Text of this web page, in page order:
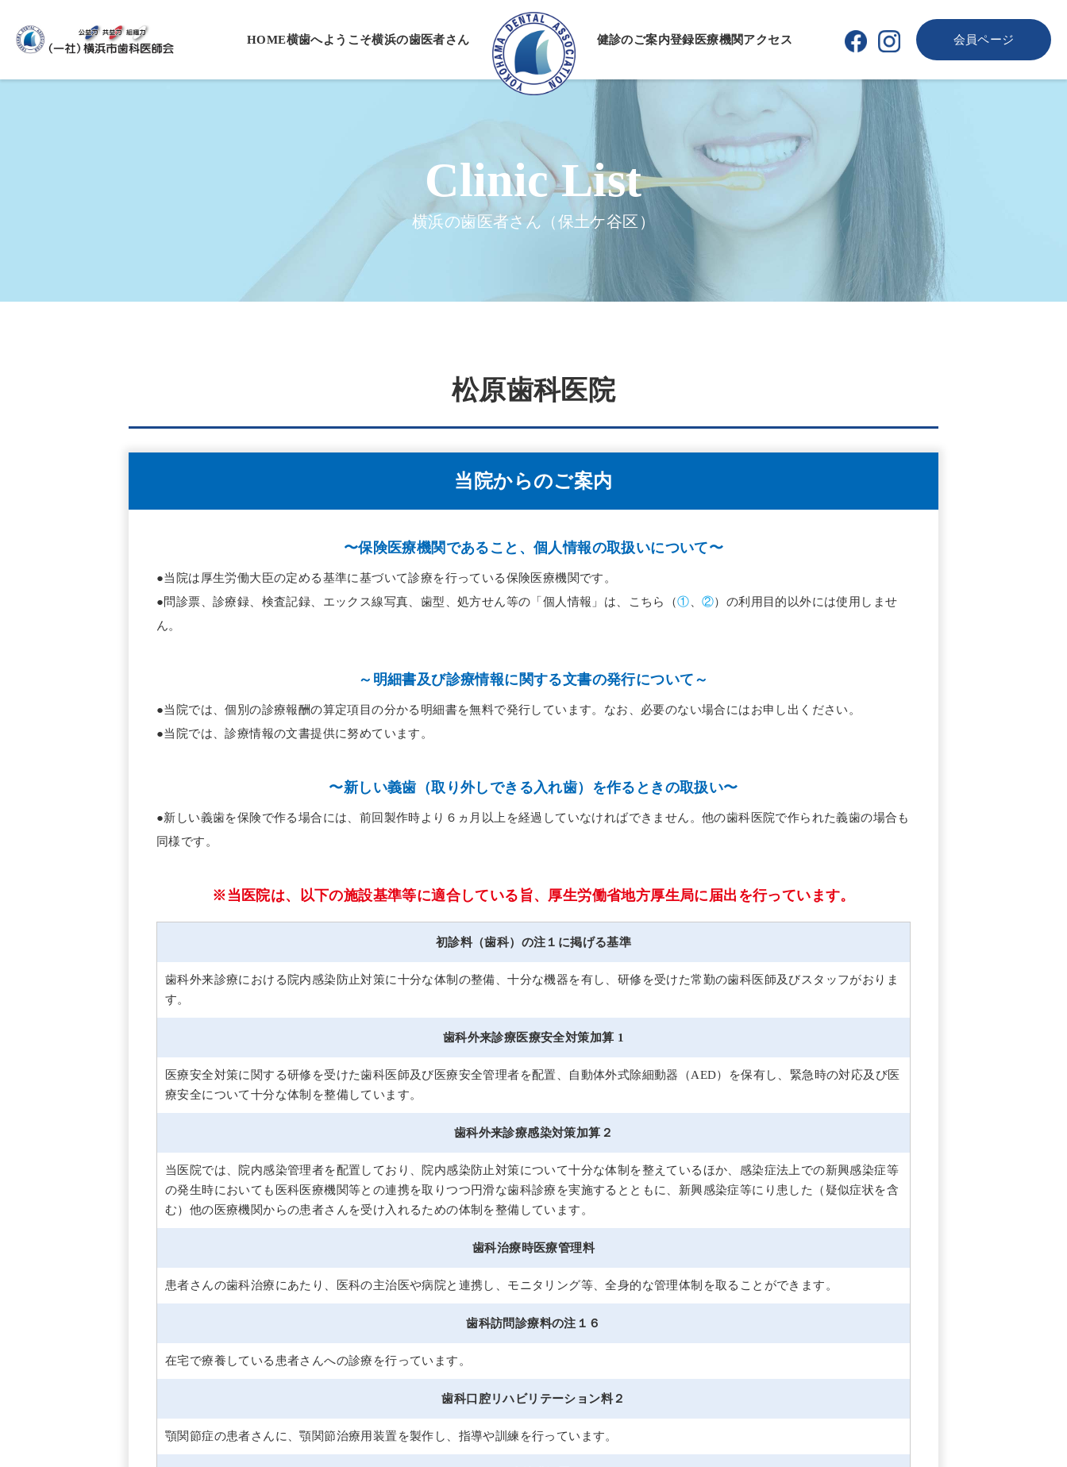
HOME横歯へようこそ横浜の歯医者さん 健診のご案内登録医療機関アクセス 会員ページ
横浜の歯医者さん（保土ケ谷区）
松原歯科医院
当院からのご案内
〜保険医療機関であること、個人情報の取扱いについて〜
●当院は厚生労働大臣の定める基準に基づいて診療を行っている保険医療機関です。
●問診票、診療録、検査記録、エックス線写真、歯型、処方せん等の「個人情報」は、こちら（① 、②）の利用目的以外には使用しませ
ん。
～明細書及び診療情報に関する文書の発行について～
●当院では、個別の診療報酬の算定項目の分かる明細書を無料で発行しています。なお、必要のない場合にはお申し出ください。
●当院では、診療情報の文書提供に努めています。
〜新しい義歯（取り外しできる入れ歯）を作るときの取扱い〜
●新しい義歯を保険で作る場合には、 前回製作時より６ヵ月以上を経過していなければできません。他の歯科医院で作られた義歯の場合も
同様です。
※当医院は、以下の施設基準等に適合している旨、厚生労働省地方厚生局に届出を行っています。
初診料（歯科）の注１に掲げる基準
歯科外来診療における院内感染防止対策に十分な体制の整備、十分な機器を有し、研修を受けた常勤の歯科医師及びスタッフがおりま
す。
歯科外来診療医療安全対策加算 1
医療安全対策に関する研修を受けた歯科医師及び医療安全管理者を配置、自動体外式除細動器（AED）を保有し、緊急時の対応及び医
療安全について十分な体制を整備しています。
歯科外来診療感染対策加算２
当医院では、院内感染管理者を配置しており、院内感染防止対策について十分な体制を整えているほか、感染症法上での新興感染症等
の発生時においても医科医療機関等との連携を取りつつ円滑な歯科診療を実施するとともに、新興感染症等にり患した（疑似症状を含
む）他の医療機関からの患者さんを受け入れるための体制を整備しています。
歯科治療時医療管理料
患者さんの歯科治療にあたり、医科の主治医や病院と連携し、モニタリング等、全身的な管理体制を取ることができます。
歯科訪問診療料の注１６
在宅で療養している患者さんへの診療を行っています。
歯科口腔リハビリテーション料２
顎関節症の患者さんに、顎関節治療用装置を製作し、指導や訓練を行っています。